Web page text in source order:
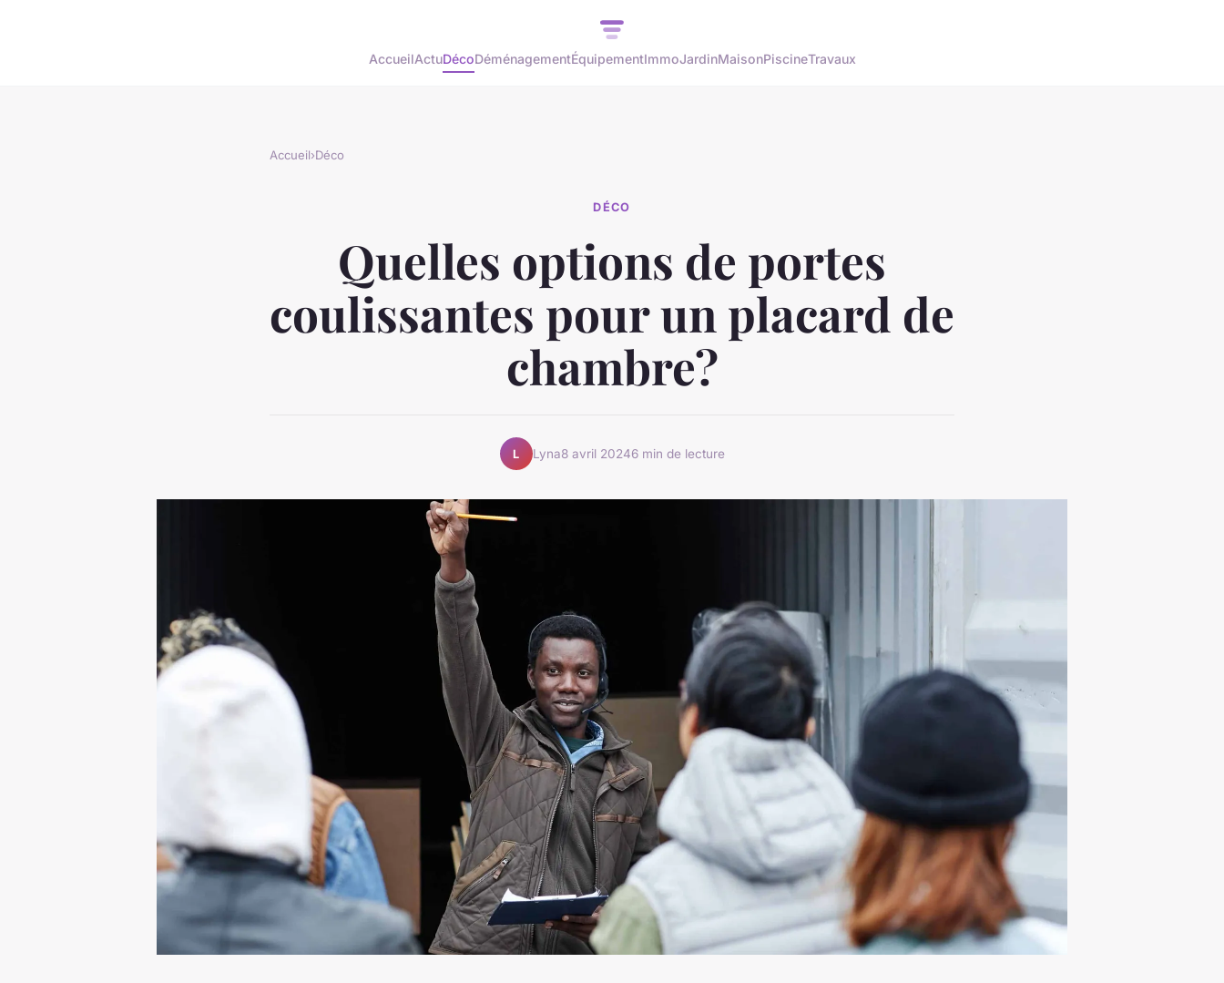
AccueilActuDécoDéménagementÉquipementImmoJardinMaisonPiscineTravaux
Accueil›Déco
DÉCO
Quelles options de portes
coulissantes pour un placard de
chambre?
L Lyna8 avril 20246 min de lecture